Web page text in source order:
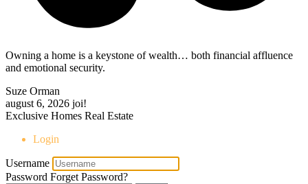
Owning a home is a keystone of wealth… both financial affluence
and emotional security.
Suze Orman
august 6, 2026 joi!
Exclusive Homes Real Estate
Login
Username
Password Forget Password?